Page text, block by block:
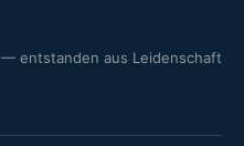
— entstanden aus Leidenschaft